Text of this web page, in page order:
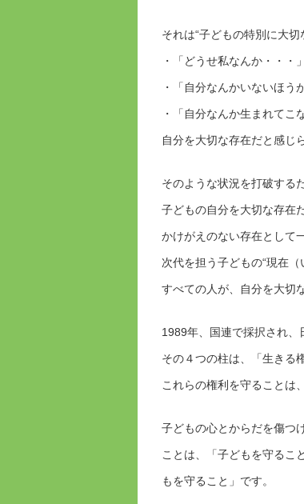
それは“子どもの特別に大
・「どうせ私なんか・・・
・「自分なんかいないほう
・「自分なんか生まれてこ
自分を大切な存在だと感じ
そのような状況を打破する
子どもの自分を大切な存在
かけがえのない存在として
次代を担う子どもの“現在
すべての人が、自分を大切
1989年、国連で採択され、
その４つの柱は、「生きる
これらの権利を守ることは
子どもの心とからだを傷つ
ことは、「子どもを守るこ
もを守ること」です。